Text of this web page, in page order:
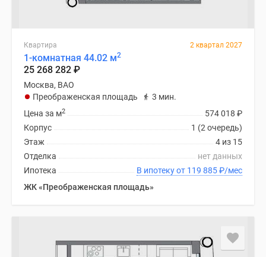
Квартира 2 квартал 2027
1-комнатная 44.02 м2
25 268 282 ₽
Москва, ВАО
Преображенская площадь
3 мин.
574 018 ₽
Цена за м2
1 (2 очередь)
Корпус
4 из 15
Этаж
нет данных
Отделка
В ипотеку от 119 885₽/мес
Ипотека
ЖК «Преображенская площадь»